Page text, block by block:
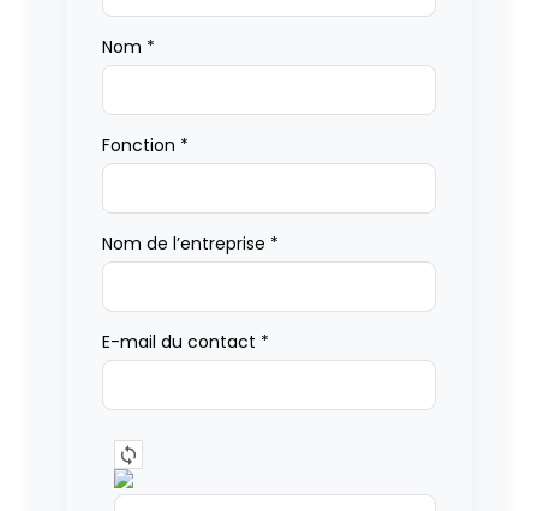
Nom *
Fonction *
Nom de l’entreprise *
E-mail du contact *